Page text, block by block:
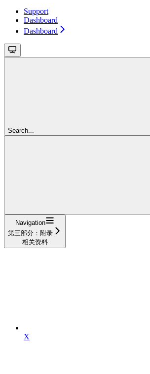
Support
Dashboard
Dashboard
Search...
Navigation
第三部分：附录
相关资料
X